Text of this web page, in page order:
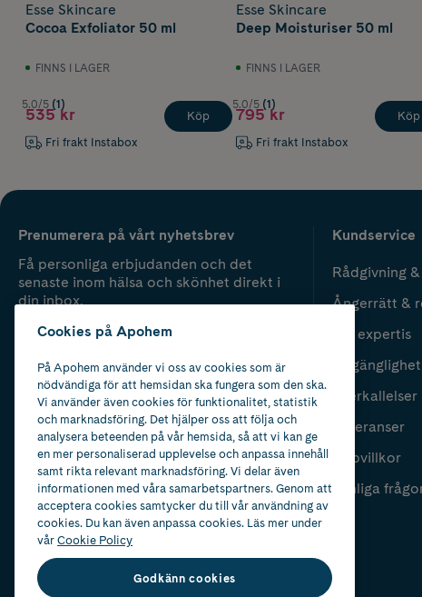
Esse Skincare
Cocoa Exfoliator 50 ml
FINNS I LAGER
5.0/5 (1)
535 kr
Fri frakt Instabox
Köp
Esse Skincare
Deep Moisturiser 50 ml
FINNS I LAGER
5.0/5 (1)
795 kr
Fri frakt Instabox
Köp
Prenumerera på vårt nyhetsbrev
Få personliga erbjudanden och det
senaste inom hälsa och skönhet direkt i
din inbox.
Kundservice
Rådgivning
Ångerrätt &
Vår expertis
Tillgänglighet
Återkallelser
Leveranser
Köpvillkor
Vanliga
Cookies på Apohem
På Apohem använder vi oss av cookies som är
nödvändiga för att hemsidan ska fungera som den ska.
Vi använder även cookies för funktionalitet, statistik
och marknadsföring. Det hjälper oss att följa och
analysera beteenden på vår hemsida, så att vi kan ge
en mer personaliserad upplevelse och anpassa innehåll
samt rikta relevant marknadsföring. Vi delar även
informationen med våra samarbetspartners. Genom att
acceptera cookies samtycker du till vår användning av
cookies. Du kan även anpassa cookies. Läs mer under
vårCookie Policy
Godkänn cookies